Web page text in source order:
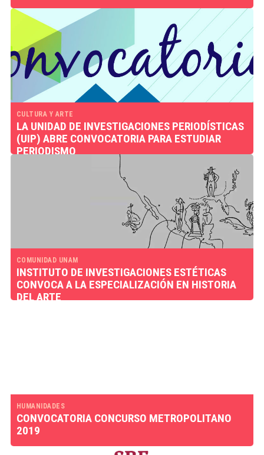
CULTURA Y ARTE
LA UNIDAD DE INVESTIGACIONES PERIODÍSTICAS
(UIP) ABRE CONVOCATORIA PARA ESTUDIAR
PERIODISMO
COMUNIDAD UNAM
INSTITUTO DE INVESTIGACIONES ESTÉTICAS
CONVOCA A LA ESPECIALIZACIÓN EN HISTORIA
DEL ARTE
HUMANIDADES
CONVOCATORIA CONCURSO METROPOLITANO
2019